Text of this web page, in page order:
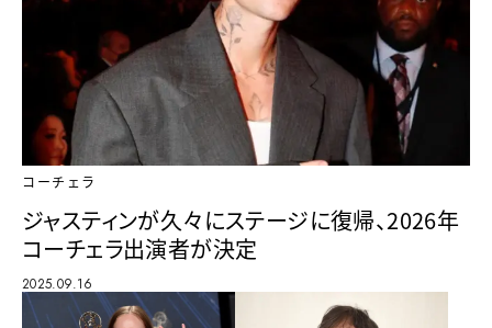
コーチェラ
ジャスティンが久々にステージに復帰、2026年
コーチェラ出演者が決定
2025.09.16